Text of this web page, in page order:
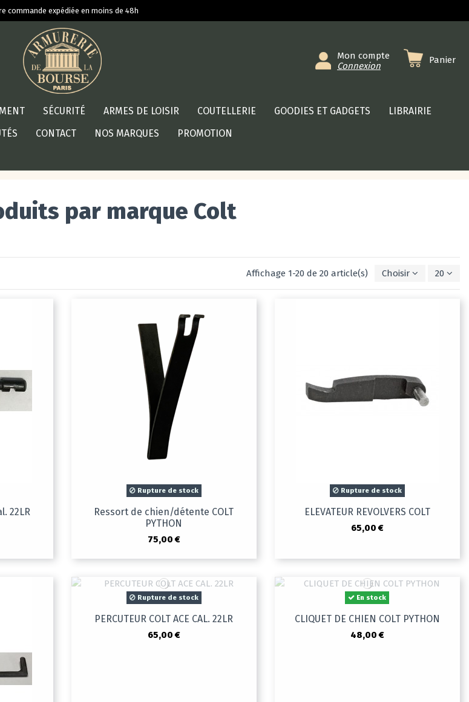
commande expédiée en moins de 48h
Mon compte
Connexion
Panier
SÉCURITÉ ARMES DE LOISIR COUTELLERIE GOODIES ET GADGETS
LIBRAIRIE
CONTACT NOS MARQUES PROMOTION
par marque Colt
Affichage 1-20 de 20 article(s) Choisir 20
22LR
Rupture de stock
Ressort de chien/détente COLT
PYTHON
75,00 €
Rupture de stock
ELEVATEUR REVOLVERS COLT
65,00 €
Rupture de stock
PERCUTEUR COLT ACE CAL. 22LR
65,00 €
En stock
CLIQUET DE CHIEN COLT PYTHON
48,00 €